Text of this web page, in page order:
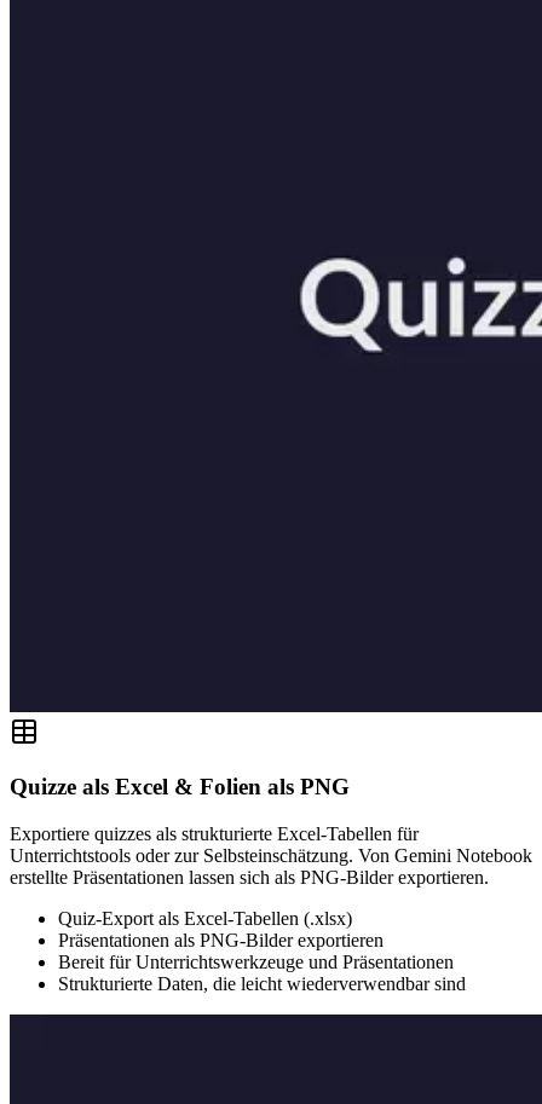
Quizze als Excel & Folien als PNG
Exportiere quizzes als strukturierte Excel-Tabellen für
Unterrichtstools oder zur Selbsteinschätzung. Von Gemini Notebook
erstellte Präsentationen lassen sich als PNG-Bilder exportieren.
Quiz-Export als Excel-Tabellen (.xlsx)
Präsentationen als PNG-Bilder exportieren
Bereit für Unterrichtswerkzeuge und Präsentationen
Strukturierte Daten, die leicht wiederverwendbar sind